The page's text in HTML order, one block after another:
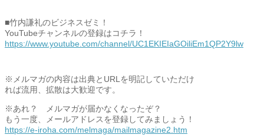
■竹内謙礼のビジネスゼミ！
YouTubeチャンネルの登録はコチラ！
https://www.youtube.com/channel/UC1EKIEIaGOiliEm1QP2Y9lw
※メルマガの内容は出典とURLを明記していただけ
れば流用、拡散は大歓迎です。
※あれ？ メルマガが届かなくなったぞ？
もう一度、メールアドレスを登録してみましょう！
https://e-iroha.com/melmaga/mailmagazine2.htm